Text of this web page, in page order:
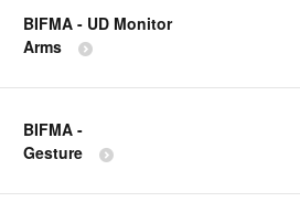
BIFMA - UD Monitor
Arms
BIFMA -
Gesture